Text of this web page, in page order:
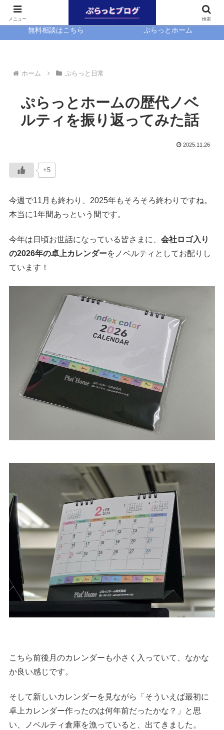
無料相談はこちら ぷらっとホーム
ホーム ぷらっと日常
ぷらっとホームの歴代ノベ
ルティを振り返ってみた話
2025.11.26
+5
今週で11月も終わり、2025年もそろそろ終わりですね。
本当に1年間あっという間です。
今年は日頃お世話になっている皆さまに、会社ロゴ入り
の2026年の卓上カレンダーをノベルティとしてお配りし
ています！
こちら前後月のカレンダーも小さく入っていて、なかな
か良い感じです。
そして新しいカレンダーを見ながら「そういえば最初に
卓上カレンダー作ったのは何年前だったかな？」と思
い、ノベルティ倉庫を漁っていると、出てきました。
メニュー 検索